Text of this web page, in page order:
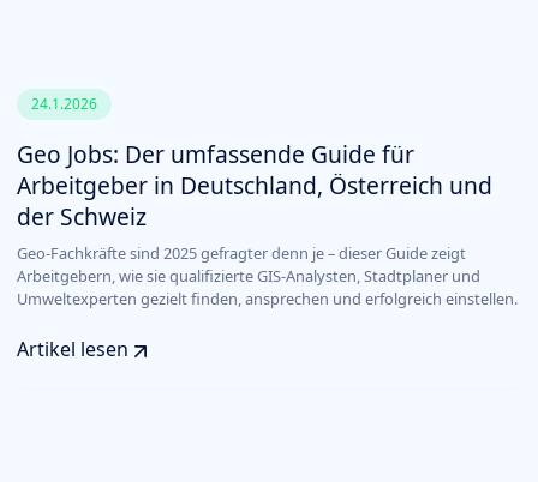
24.1.2026
Geo Jobs: Der umfassende Guide für
Arbeitgeber in Deutschland, Österreich und
der Schweiz
Geo-Fachkräfte sind 2025 gefragter denn je – dieser Guide zeigt
Arbeitgebern, wie sie qualifizierte GIS-Analysten, Stadtplaner und
Umweltexperten gezielt finden, ansprechen und erfolgreich einstellen.
Artikel lesen